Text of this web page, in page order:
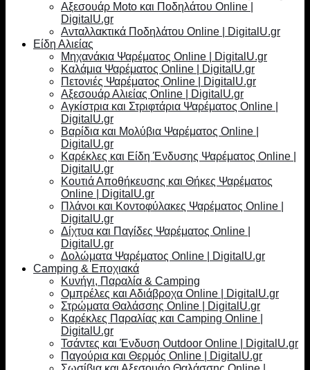
Αξεσουάρ Moto και Ποδηλάτου Online |
DigitalU.gr
Ανταλλακτικά Ποδηλάτου Online | DigitalU.gr
Είδη Αλιείας
Μηχανάκια Ψαρέματος Online | DigitalU.gr
Καλάμια Ψαρέματος Online | DigitalU.gr
Πετονιές Ψαρέματος Online | DigitalU.gr
Αξεσουάρ Αλιείας Online | DigitalU.gr
Αγκίστρια και Στριφτάρια Ψαρέματος Online |
DigitalU.gr
Βαρίδια και Μολύβια Ψαρέματος Online |
DigitalU.gr
Καρέκλες και Είδη Ένδυσης Ψαρέματος Online |
DigitalU.gr
Κουτιά Αποθήκευσης και Θήκες Ψαρέματος
Online | DigitalU.gr
Πλάνοι και Κοντοφύλακες Ψαρέματος Online |
DigitalU.gr
Δίχτυα και Παγίδες Ψαρέματος Online |
DigitalU.gr
Δολώματα Ψαρέματος Online | DigitalU.gr
Camping & Εποχιακά
Κυνήγι, Παραλία & Camping
Ομπρέλες και Αδιάβροχα Online | DigitalU.gr
Στρώματα Θαλάσσης Online | DigitalU.gr
Καρέκλες Παραλίας και Camping Online |
DigitalU.gr
Τσάντες και Ένδυση Outdoor Online | DigitalU.gr
Παγούρια και Θερμός Online | DigitalU.gr